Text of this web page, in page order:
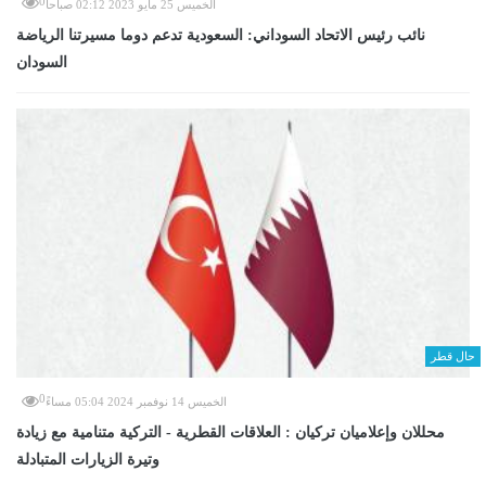
الخميس 25 مايو 2023 02:12 صباحاً
نائب رئيس الاتحاد السوداني: السعودية تدعم دوما مسيرتنا الرياضة
السودان
حال قطر
الخميس 14 نوفمبر 2024 05:04 مساءً 0
محللان وإعلاميان تركيان : العلاقات القطرية - التركية متنامية مع زيادة
وتيرة الزيارات المتبادلة